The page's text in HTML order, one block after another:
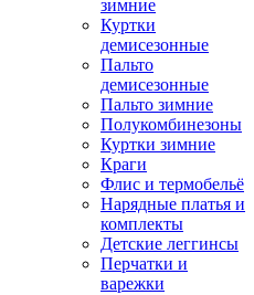
зимние
Куртки
демисезонные
Пальто
демисезонные
Пальто зимние
Полукомбинезоны
Куртки зимние
Краги
Флис и термобельё
Нарядные платья и
комплекты
Детские леггинсы
Перчатки и
варежки